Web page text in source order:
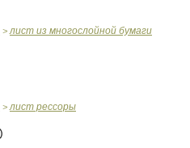
> лист из многослойной бумаги
> лист рессоры